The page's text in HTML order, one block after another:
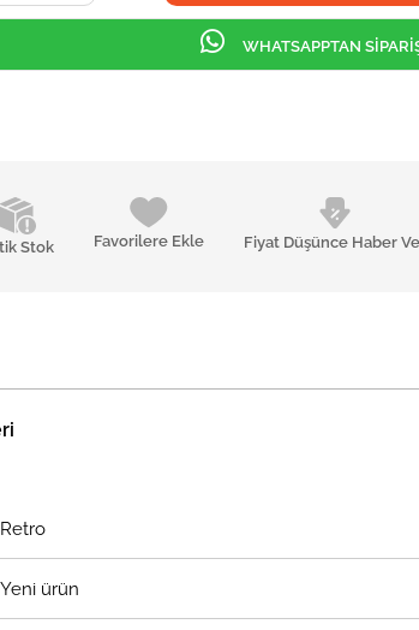
Stok Favorilere Ekle Fiyat Düşünce Haber
WHATSAPPTAN
Retro
Yeni ürün